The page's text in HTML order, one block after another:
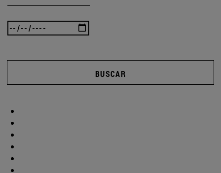
BUSCAR